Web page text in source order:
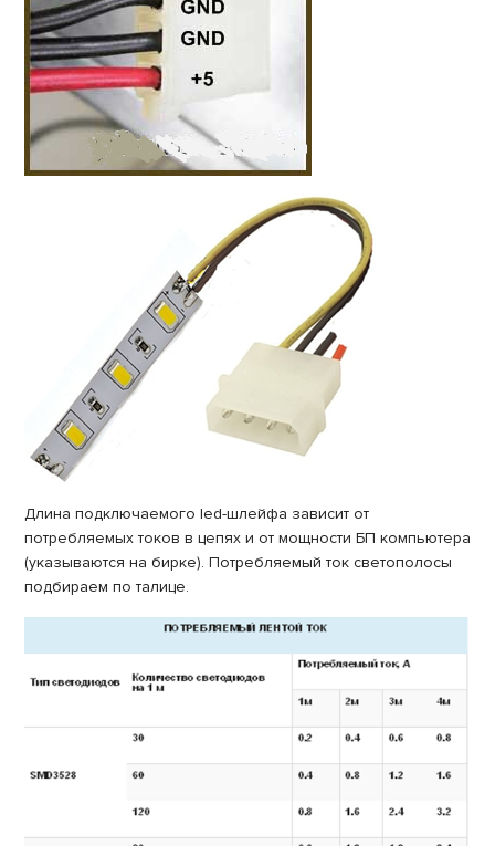
Длина подключаемого led-шлейфа зависит от
потребляемых токов в цепях и от мощности БП компьютера
(указываются на бирке). Потребляемый ток светополосы
подбираем по талице.